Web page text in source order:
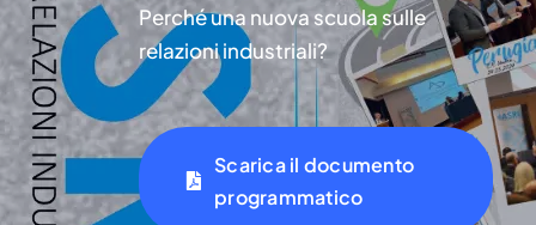
Perché una nuova scuola sulle
relazioni industriali?
Scarica il documento
programmatico